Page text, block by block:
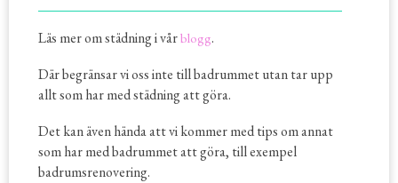
Läs mer om städning i vårblogg.
Där begränsar vi oss inte till badrummet utan tar upp
allt som har med städning att göra.
Det kan även hända att vi kommer med tips om annat
som har med badrummet att göra, till exempel
badrumsrenovering.